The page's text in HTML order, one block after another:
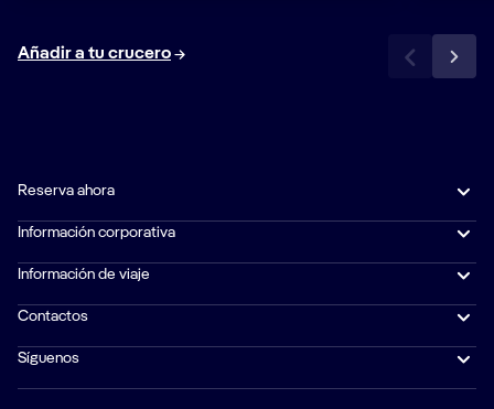
Añadir a tu crucero
Reserva ahora
Información corporativa
Información de viaje
Contactos
Síguenos